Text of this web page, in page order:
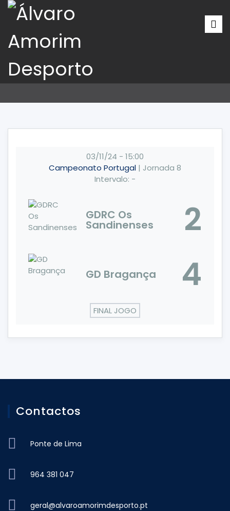
03/11/24 - 15:00
Campeonato Portugal | Jornada 8
Intervalo: -
GDRC Os
Sandinenses 2
GD Bragança 4
FINAL JOGO
Contactos
Ponte de Lima
964 381 047
geral@alvaroamorimdesporto.pt